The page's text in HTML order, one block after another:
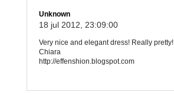
Unknown
18 jul 2012, 23:09:00
Very nice and elegant dress! Really pretty!
Chiara
http://effenshion.blogspot.com